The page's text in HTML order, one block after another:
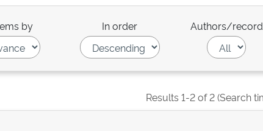
by In order Authors/record
Results 1-2 of 2 (Search